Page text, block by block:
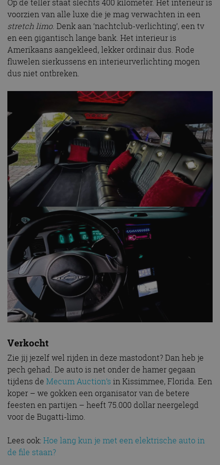
Op de teller staat slechts 400 kilometer. Het interieur is
voorzien van alle luxe die je mag verwachten in een
stretch limo. Denk aan ‘nachtclub-verlichting’, een tv
en een gigantisch lange bank. Het interieur is
Amerikaans aangekleed, lekker ordinair dus. Rode
fluwelen sierkussens en interieurverlichting mogen
dus niet ontbreken.
Verkocht
Zie jij jezelf wel rijden in deze mastodont? Dan heb je
pech gehad. De auto is net onder de hamer gegaan
tijdens de Mecum Auction’s in Kissimmee, Florida. Een
koper – we gokken een organisator van de betere
feesten en partijen – heeft 75.000 dollar neergelegd
voor de Bugatti-limo.
Lees ook: Hoe lang kun je met een elektrische auto in
de file staan?